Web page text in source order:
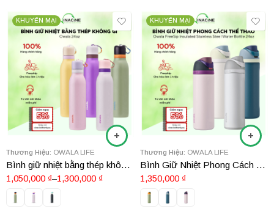
KHUYẾN MẠI
Thương Hiệu: OWALA LIFE
Bình giữ nhiệt bằng thép không gỉ Owala 24oz
1,050,000 ₫–1,300,000 ₫
KHUYẾN MẠI
Thương Hiệu: OWALA LIFE
Bình Giữ Nhiệt Phong Cách Thể Thao Owala FreeSip Insulated Stainless Steel Water Bottle 24oz
1,350,000 ₫